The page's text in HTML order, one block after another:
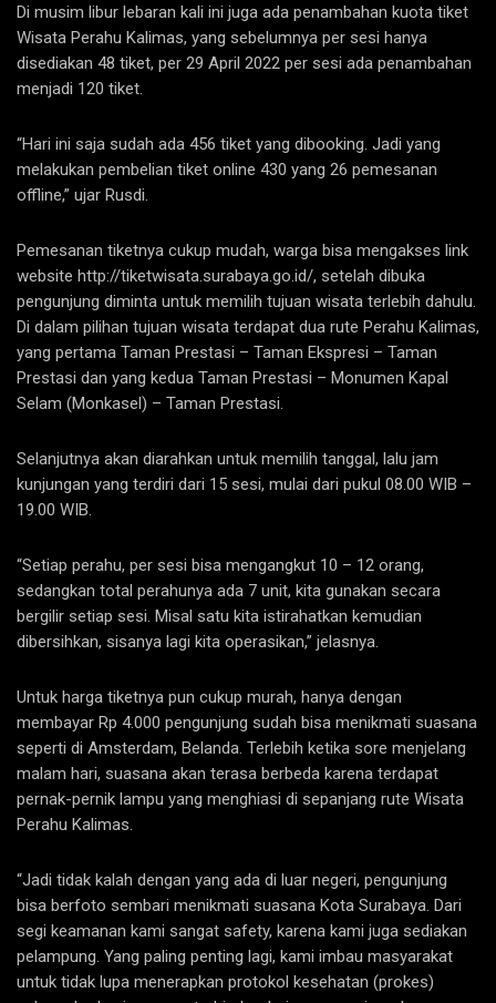
Di musim libur lebaran kali ini juga ada penambahan kuota tiket
Wisata Perahu Kalimas, yang sebelumnya per sesi hanya
disediakan 48 tiket, per 29 April 2022 per sesi ada penambahan
menjadi 120 tiket.
“Hari ini saja sudah ada 456 tiket yang dibooking. Jadi yang
melakukan pembelian tiket online 430 yang 26 pemesanan
offline,” ujar Rusdi.
Pemesanan tiketnya cukup mudah, warga bisa mengakses link
website http://tiketwisata.surabaya.go.id/, setelah dibuka
pengunjung diminta untuk memilih tujuan wisata terlebih dahulu.
Di dalam pilihan tujuan wisata terdapat dua rute Perahu Kalimas,
yang pertama Taman Prestasi – Taman Ekspresi – Taman
Prestasi dan yang kedua Taman Prestasi – Monumen Kapal
Selam (Monkasel) – Taman Prestasi.
Selanjutnya akan diarahkan untuk memilih tanggal, lalu jam
kunjungan yang terdiri dari 15 sesi, mulai dari pukul 08.00 WIB –
19.00 WIB.
“Setiap perahu, per sesi bisa mengangkut 10 – 12 orang,
sedangkan total perahunya ada 7 unit, kita gunakan secara
bergilir setiap sesi. Misal satu kita istirahatkan kemudian
dibersihkan, sisanya lagi kita operasikan,” jelasnya.
Untuk harga tiketnya pun cukup murah, hanya dengan
membayar Rp 4.000 pengunjung sudah bisa menikmati suasana
seperti di Amsterdam, Belanda. Terlebih ketika sore menjelang
malam hari, suasana akan terasa berbeda karena terdapat
pernak-pernik lampu yang menghiasi di sepanjang rute Wisata
Perahu Kalimas.
“Jadi tidak kalah dengan yang ada di luar negeri, pengunjung
bisa berfoto sembari menikmati suasana Kota Surabaya. Dari
segi keamanan kami sangat safety, karena kami juga sediakan
pelampung. Yang paling penting lagi, kami imbau masyarakat
untuk tidak lupa menerapkan protokol kesehatan (prokes)